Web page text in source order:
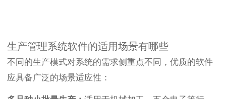
生产管理系统软件的适用场景有哪些
不同的生产模式对系统的需求侧重点不同，优质的软件
应具备广泛的场景适应性：